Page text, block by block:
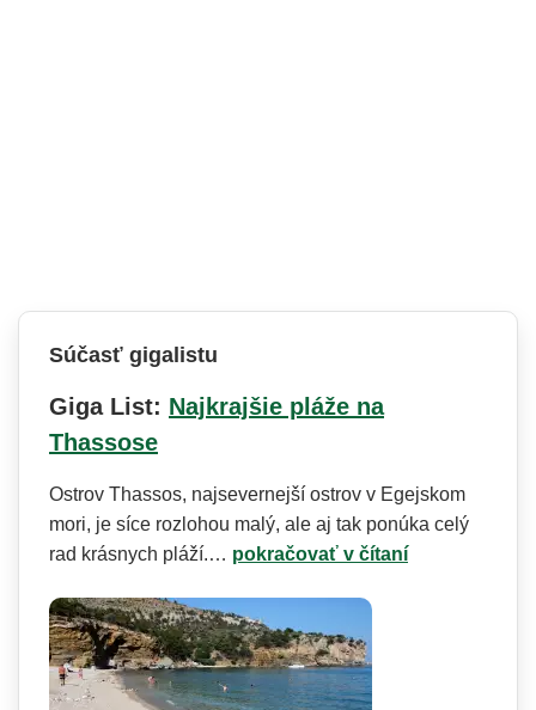
Súčasť gigalistu
Giga List: Najkrajšie pláže na
Thassose
Ostrov Thassos, najsevernejší ostrov v Egejskom
mori, je síce rozlohou malý, ale aj tak ponúka celý
rad krásnych pláží.… pokračovať v čítaní